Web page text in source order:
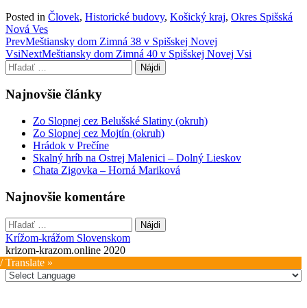
Posted in Človek, Historické budovy, Košický kraj, Okres Spišská
Nová Ves
Post
navigation
PrevMeštiansky dom Zimná 38 v Spišskej Novej
VsiNextMeštiansky dom Zimná 40 v Spišskej Novej Vsi
Hľadať:
Najnovšie články
Zo Slopnej cez Belušské Slatiny (okruh)
Zo Slopnej cez Mojtín (okruh)
Hrádok v Prečíne
Skalný hríb na Ostrej Malenici – Dolný Lieskov
Chata Zigovka – Horná Mariková
Najnovšie komentáre
Hľadať:
Krížom-krážom Slovenskom
krizom-krazom.online 2020
Translate »